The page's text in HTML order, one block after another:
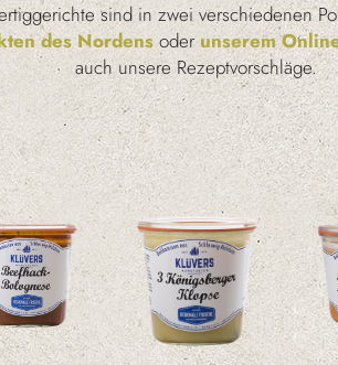
sind in zwei verschiedenen
des Nordensoder unserem
auch unsere Rezeptvorschläge.